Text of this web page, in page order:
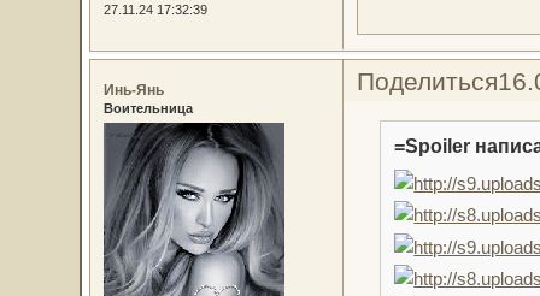
27.11.24 17:32:39
Поделиться
Инь-Янь
Воительница
=Spoiler